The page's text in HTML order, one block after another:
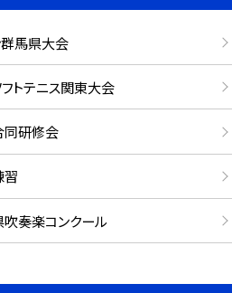
群馬県大会
フトテニス関東大会
同研修会
習
吹奏楽コンクール